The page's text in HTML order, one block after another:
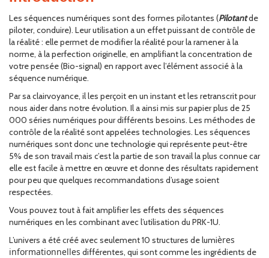
Les séquences numériques sont des formes pilotantes (Pilotantde
piloter, conduire). Leur utilisation a un effet puissant de contrôle de
la réalité : elle permet de modifier la réalité pour la ramener à la
norme, à la perfection originelle, en amplifiant la concentration de
votre pensée (Bio-signal) en rapport avec l’élément associé à la
séquence numérique.
Par sa clairvoyance, il les perçoit en un instant et les retranscrit pour
nous aider dans notre évolution. Il a ainsi mis sur papier plus de 25
000 séries numériques pour différents besoins. Les méthodes de
contrôle de la réalité sont appelées technologies. Les séquences
numériques sont donc une technologie qui représente peut-être
5% de son travail mais c’est la partie de son travail la plus connue car
elle est facile à mettre en œuvre et donne des résultats rapidement
pour peu que quelques recommandations d’usage soient
respectées.
Vous pouvez tout à fait amplifier les effets des séquences
numériques en les combinant avec l’utilisation du PRK-1U.
L’univers a été créé avec seulement 10 structures de lumières
informationnelles différentes, qui sont comme les ingrédients de